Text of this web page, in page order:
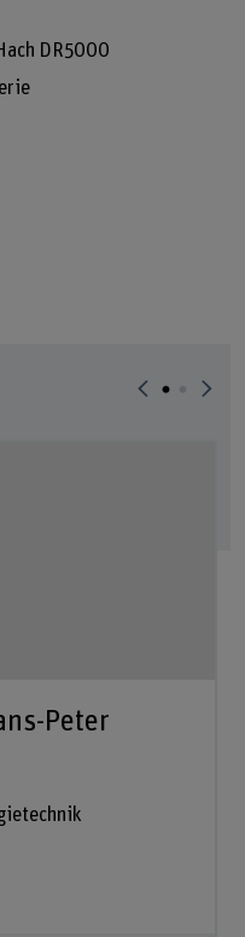
DR5000
Peter